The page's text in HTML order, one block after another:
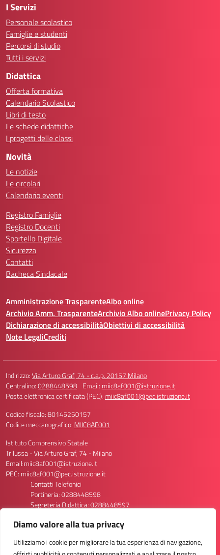
Diamo valore alla tua privacy
Utilizziamo i cookie per migliorare la tua esperienza di navigazione,
I Servizi
Personale scolastico
Famiglie e studenti
Percorsi di studio
Tutti i servizi
Didattica
Offerta formativa
Calendario Scolastico
Libri di testo
Le schede didattiche
I progetti delle classi
Novità
Le notizie
Le circolari
Calendario eventi
Registro Famiglie
Registro Docenti
Sportello Digitale
Sicurezza
Contatti
Bacheca Sindacale
Amministrazione TrasparenteAlbo online
Archivio Amm. TrasparenteArchivio Albo onlinePrivacy Policy
Dichiarazione di accessibilitàObiettivi di accessibilità
Note LegaliCrediti
Indirizzo:Via Arturo Graf, 74 - c.a.p. 20157 Milano
Centralino:0288448598 Email: miic8af001@istruzione.it
Posta elettronica certificata (PEC): miic8af001@pec.istruzione.it
Codice fiscale: 80145250157
Codice meccanografico: MIIC8AF001
Istituto Comprensivo Statale
Trilussa - Via Arturo Graf, 74 - Milano
Email:miic8af001@istruzione.it
PEC: miic8af001@pec.istruzione.it
Contatti Telefonici
Portineria: 0288448598
Segreteria Didattica: 0288448597
Codice Meccanografico Scuola: MIIC8AF001
Codice Meccanografico Primaria Via Graf 70: MIEE8AF024